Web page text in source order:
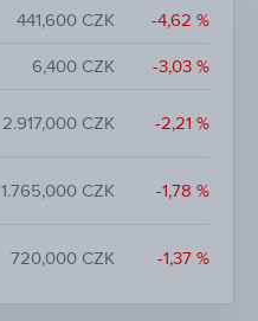
441,600 CZK -4,62 %
6,400 CZK -3,03 %
2.917,000 CZK -2,21 %
1.765,000 CZK -1,78 %
720,000 CZK -1,37 %